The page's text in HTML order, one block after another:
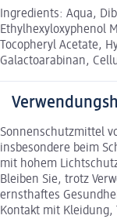
Ingredients: Aqua,
Ethylhexyloxyphenol
Tocopheryl Acetate,
Galactoarabinan,
Sonnenschutzmittel
insbesondere beim
mit hohem
Bleiben Sie, trotz
ernsthaftes
Kontakt mit Kleidung,